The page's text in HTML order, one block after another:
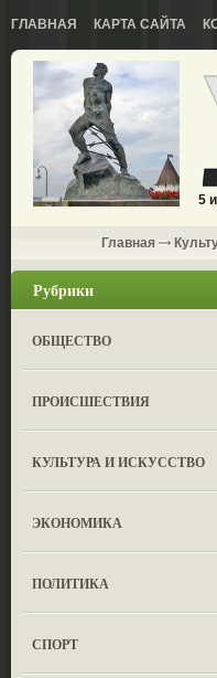
ГЛАВНАЯ КАРТА САЙТА
5
Главная
Рубрики
ОБЩЕСТВО
ПРОИСШЕСТВИЯ
КУЛЬТУРА И ИСКУССТВО
ЭКОНОМИКА
ПОЛИТИКА
СПОРТ